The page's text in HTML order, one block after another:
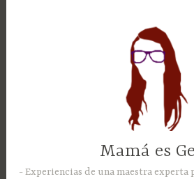
Mamá es
Experiencias de una maestra